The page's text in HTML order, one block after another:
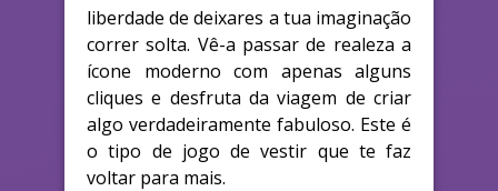
liberdade de deixares a tua imaginação
correr solta. Vê-a passar de realeza a
ícone moderno com apenas alguns
cliques e desfruta da viagem de criar
algo verdadeiramente fabuloso. Este é
o tipo de jogo de vestir que te faz
voltar para mais.